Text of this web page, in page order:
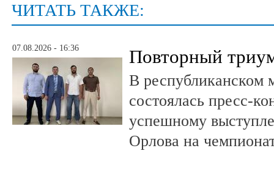
ЧИТАТЬ ТАКЖЕ:
07.08.2026 - 16:36 Повторный
В республиканском
состоялась пресс-
успешному
Орлова на